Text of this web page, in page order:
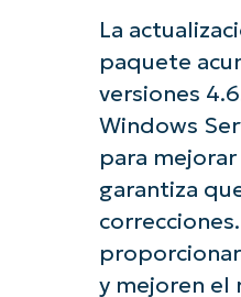
La
paquete
versiones
Windows
para
garantiza
y mejoren el